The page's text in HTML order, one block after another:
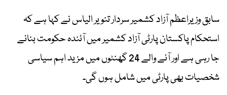
سابق وزیراعظم آزاد کشمیر سردار تنویر الیاس نے کہا ہے کہ
استحکام پاکستان پارٹی آزاد کشمیر میں آئندہ حکومت بنانے
جا رہی ہے اور آنے والے 24 گھنٹوں میں مزید اہم سیاسی
شخصیات بھی پارٹی میں شامل ہوں گی۔